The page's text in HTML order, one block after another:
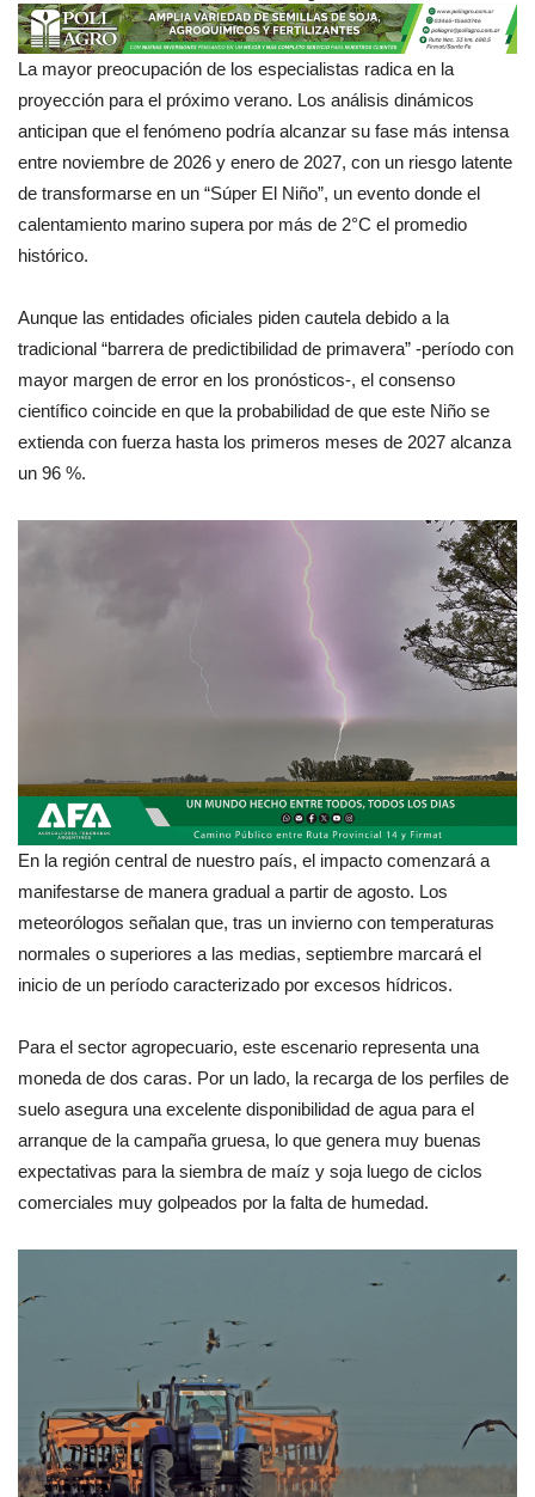
La mayor preocupación de los especialistas radica en la
proyección para el próximo verano. Los análisis dinámicos
anticipan que el fenómeno podría alcanzar su fase más intensa
entre noviembre de 2026 y enero de 2027, con un riesgo latente
de transformarse en un “Súper El Niño”, un evento donde el
calentamiento marino supera por más de 2°C el promedio
histórico.
Aunque las entidades oficiales piden cautela debido a la
tradicional “barrera de predictibilidad de primavera” -período con
mayor margen de error en los pronósticos-, el consenso
científico coincide en que la probabilidad de que este Niño se
extienda con fuerza hasta los primeros meses de 2027 alcanza
un 96 %.
En la región central de nuestro país, el impacto comenzará a
manifestarse de manera gradual a partir de agosto. Los
meteorólogos señalan que, tras un invierno con temperaturas
normales o superiores a las medias, septiembre marcará el
inicio de un período caracterizado por excesos hídricos.
Para el sector agropecuario, este escenario representa una
moneda de dos caras. Por un lado, la recarga de los perfiles de
suelo asegura una excelente disponibilidad de agua para el
arranque de la campaña gruesa, lo que genera muy buenas
expectativas para la siembra de maíz y soja luego de ciclos
comerciales muy golpeados por la falta de humedad.